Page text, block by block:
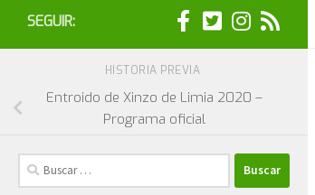
SEGUIR:
HISTORIA PREVIA
Entroido de Xinzo de Limia 2020 –
Programa oficial
Buscar: